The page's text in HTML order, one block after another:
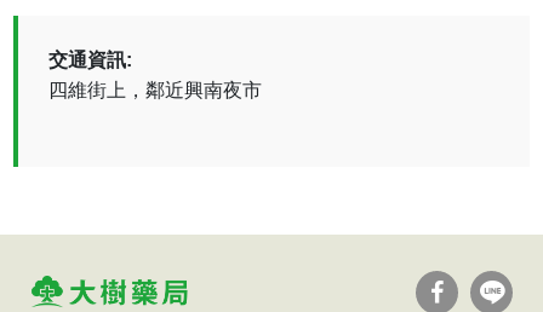
交通資訊:
四維街上，鄰近興南夜市